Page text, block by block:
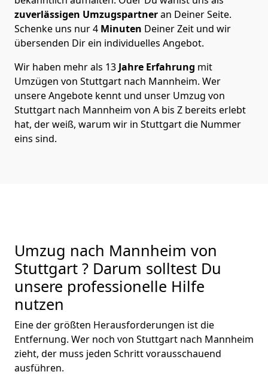
zuverlässigen Umzugspartneran Deiner Seite.
Schenke uns nur4 Minuten Deiner Zeit und wir
übersenden Dir ein individuelles Angebot.
Wir haben mehr als 13 Jahre Erfahrung mit
Umzügen von Stuttgart nach Mannheim. Wer
unsere Angebote kennt und unser Umzug von
Stuttgart nach Mannheim von A bis Z bereits erlebt
hat, der weiß, warum wir in Stuttgart die Nummer
eins sind.
Umzug nach Mannheim von
Stuttgart ? Darum solltest Du
unsere professionelle Hilfe
nutzen
Eine der größten Herausforderungen ist die
Entfernung. Wer noch von Stuttgart nach Mannheim
zieht, der muss jeden Schritt vorausschauend
ausführen.